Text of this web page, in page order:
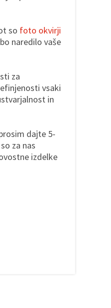
so foto okvirji
naredilo vaše
za
vsaki
in
dajte 5-
za nas
izdelke